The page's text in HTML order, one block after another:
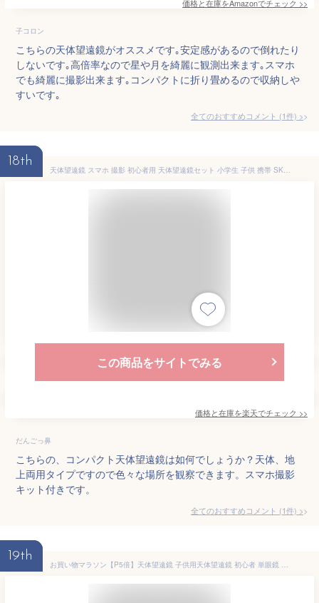
価格と在庫をAmazonでチェック >>
子コロン
こちらの天体望遠鏡がオススメです｡安定感があるので倒れたり
しないです｡高倍率なので星や月を綺麗に観測出来ます｡スマホ
でも綺麗に撮影出来ます｡コンパクトに折り畳めるので収納しや
すいです｡
全てのおすすめコメント (1件) >
18th
天体望遠鏡 スマホ 撮影 初心者用 天体望遠鏡セット 小学生 子供 携帯 SKY WALKER スカイウォーカー SW-50A 天体/地上両用 屈折式 天体観測 自然観察 ガイドブック付き ケンコー Kenko
この商品をサイトでみる
価格と在庫を楽天でチェック >>
だんごっ鼻
こちらの、コンパクト天体望遠鏡は如何でしょうか？天体、地
上両用タイプですので色々な場所を観察できます。スマホ撮影
キット付きです。
全てのおすすめコメント (1件) >
19th
お買い物マラソン【P5倍】天体望遠鏡 子供用天体望遠鏡 初心者 単眼鏡 スマホ撮影 伸縮性のあるアルミ合金の三脚 望遠鏡 天体観測 アウトドア キャンプ 車中泊 天体望遠鏡 おすすめ 入門 入学祝い